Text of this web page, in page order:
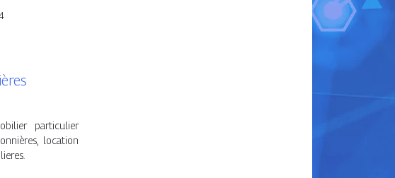
particulier
location